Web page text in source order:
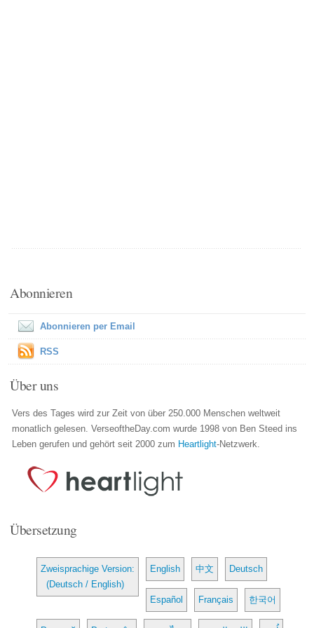
Abonnieren
Abonnieren per Email
RSS
Über uns
Vers des Tages wird zur Zeit von über 250.000 Menschen weltweit
monatlich gelesen. VerseoftheDay.com wurde 1998 von Ben Steed ins
Leben gerufen und gehört seit 2000 zum Heartlight-Netzwerk.
Übersetzung
Zweisprachige Version:
(Deutsch / English)
English 中文 Deutsch
Español Français 한국어